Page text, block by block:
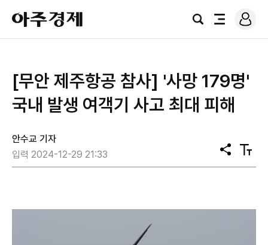
아
주
경
검
전
로
그
[무안 제주항공 참사] '사망 179명'
국내 발생 여객기 사고 최대 피해
안수교 기자
입력 2024-12-29 21:33
공
유
텍
스